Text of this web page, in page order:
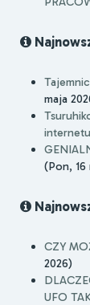
maja
(Pon, 16
CZY
2026)
UFO